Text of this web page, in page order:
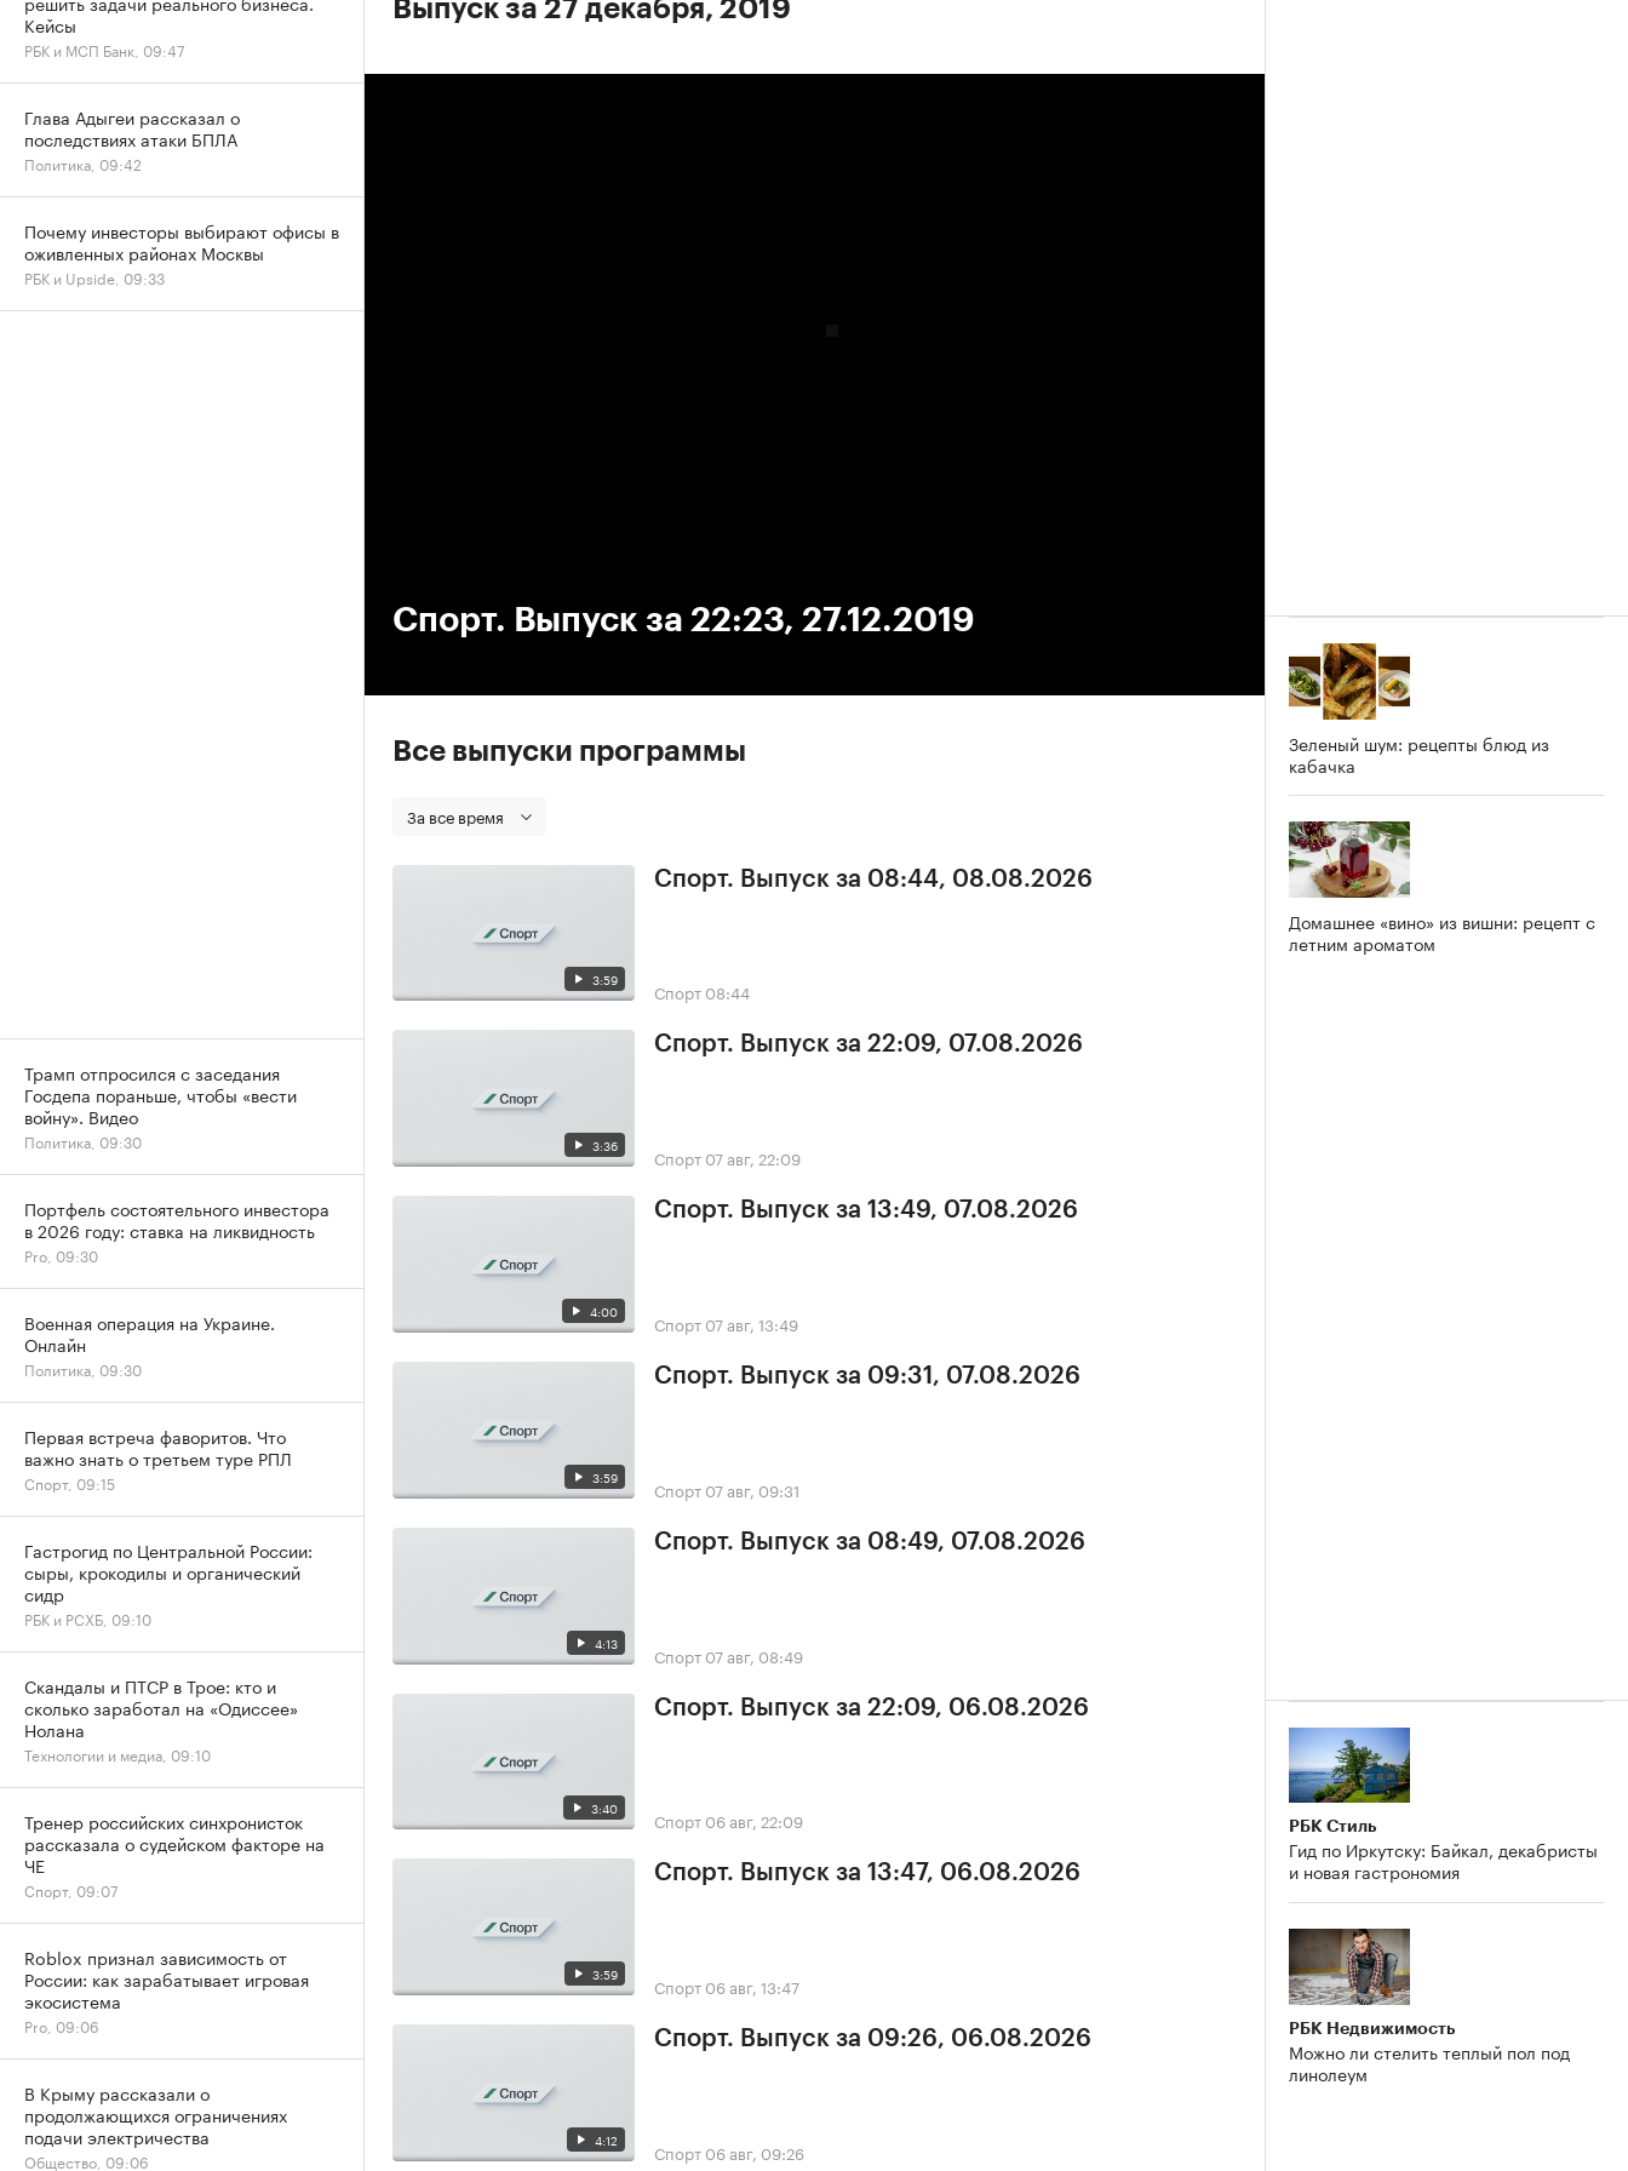
Выпуск за 27 декабря, 2019
Спорт. Выпуск за 22:23, 27.12.2019
Все выпуски программы
За все время
3:59
Спорт. Выпуск за 08:44, 08.08.2026
Спорт 08:44
3:36
Спорт. Выпуск за 22:09, 07.08.2026
Спорт 07 авг, 22:09
4:00
Спорт. Выпуск за 13:49, 07.08.2026
Спорт 07 авг, 13:49
3:59
Спорт. Выпуск за 09:31, 07.08.2026
Спорт 07 авг, 09:31
4:13
Спорт. Выпуск за 08:49, 07.08.2026
Спорт 07 авг, 08:49
3:40
Спорт. Выпуск за 22:09, 06.08.2026
Спорт 06 авг, 22:09
3:59
Спорт. Выпуск за 13:47, 06.08.2026
Спорт 06 авг, 13:47
4:12
Спорт. Выпуск за 09:26, 06.08.2026
Спорт 06 авг, 09:26
Зеленый шум: рецепты блюд из
кабачка
Домашнее «вино» из вишни: рецепт с
летним ароматом
РБК Стиль
Гид по Иркутску: Байкал, декабристы
и новая гастрономия
РБК Недвижимость
Можно ли стелить теплый пол под
линолеум
Кейсы
РБК и МСП Банк, 09:47
Глава Адыгеи рассказал о
последствиях атаки БПЛА
Политика, 09:42
Почему инвесторы выбирают офисы в
оживленных районах Москвы
РБК и Upside, 09:33
Трамп отпросился с заседания
Госдепа пораньше, чтобы «вести
войну». Видео
Политика, 09:30
Портфель состоятельного инвестора
в 2026 году: ставка на ликвидность
Pro, 09:30
Военная операция на Украине.
Онлайн
Политика, 09:30
Первая встреча фаворитов. Что
важно знать о третьем туре РПЛ
Спорт, 09:15
Гастрогид по Центральной России:
сыры, крокодилы и органический
сидр
РБК и РСХБ, 09:10
Скандалы и ПТСР в Трое: кто и
сколько заработал на «Одиссее»
Нолана
Технологии и медиа, 09:10
Тренер российских синхронисток
рассказала о судейском факторе на
ЧЕ
Спорт, 09:07
Roblox признал зависимость от
России: как зарабатывает игровая
экосистема
Pro, 09:06
В Крыму рассказали о
продолжающихся ограничениях
подачи электричества
Общество, 09:06